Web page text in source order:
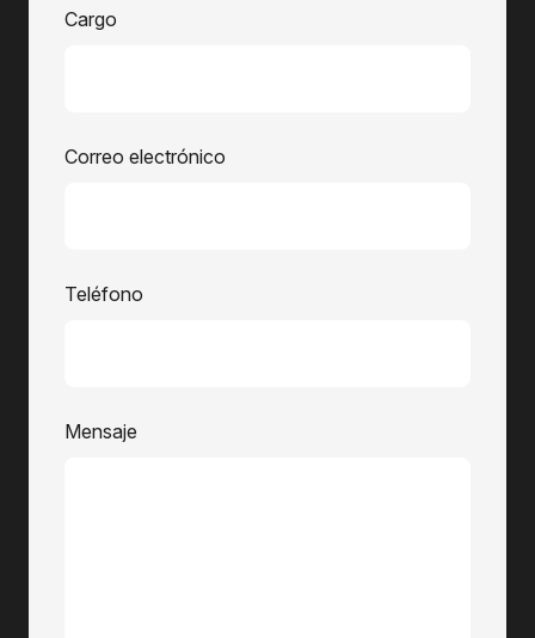
Cargo
Correo electrónico
Teléfono
Mensaje